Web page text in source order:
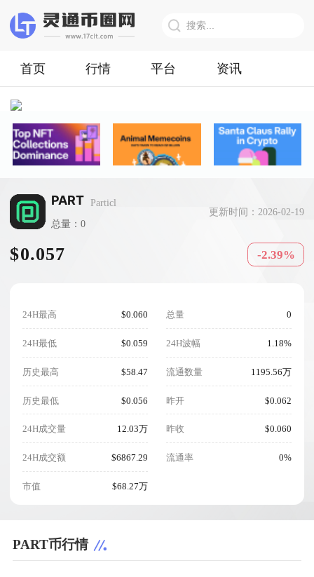
首页 行情 平台 资讯
PART
Particl
总量：0
更新时间：2026-02-19
$0.057 -2.39%
24H最高 $0.060
24H最低 $0.059
历史最高 $58.47
历史最低 $0.056
24H成交量 12.03万
24H成交额 $6867.29
市值 $68.27万
总量 0
24H波幅 1.18%
流通数量 1195.56万
昨开 $0.062
昨收 $0.060
流通率 0%
PART币行情